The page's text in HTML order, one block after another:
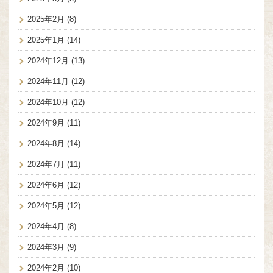
2025年2月 (8)
2025年1月 (14)
2024年12月 (13)
2024年11月 (12)
2024年10月 (12)
2024年9月 (11)
2024年8月 (14)
2024年7月 (11)
2024年6月 (12)
2024年5月 (12)
2024年4月 (8)
2024年3月 (9)
2024年2月 (10)